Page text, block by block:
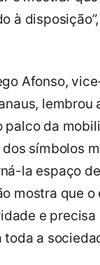
à
Afonso,
lembrou
da
símbolos
la espaço
mostra que o
e precisa
a